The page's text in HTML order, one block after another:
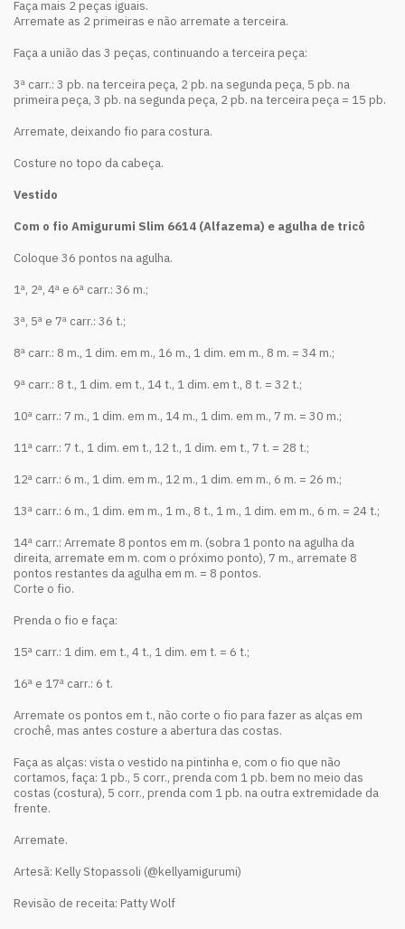
Faça mais 2 peças iguais.
Arremate as 2 primeiras e não arremate a terceira.
Faça a união das 3 peças, continuando a terceira peça:
3ª carr.: 3 pb. na terceira peça, 2 pb. na segunda peça, 5 pb. na
primeira peça, 3 pb. na segunda peça, 2 pb. na terceira peça = 15 pb.
Arremate, deixando fio para costura.
Costure no topo da cabeça.
Vestido
Com o fio Amigurumi Slim 6614 (Alfazema) e agulha de tricô
Coloque 36 pontos na agulha.
1ª, 2ª, 4ª e 6ª carr.: 36 m.;
3ª, 5ª e 7ª carr.: 36 t.;
8ª carr.: 8 m., 1 dim. em m., 16 m., 1 dim. em m., 8 m. = 34 m.;
9ª carr.: 8 t., 1 dim. em t., 14 t., 1 dim. em t., 8 t. = 32 t.;
10ª carr.: 7 m., 1 dim. em m., 14 m., 1 dim. em m., 7 m. = 30 m.;
11ª carr.: 7 t., 1 dim. em t., 12 t., 1 dim. em t., 7 t. = 28 t.;
12ª carr.: 6 m., 1 dim. em m., 12 m., 1 dim. em m., 6 m. = 26 m.;
13ª carr.: 6 m., 1 dim. em m., 1 m., 8 t., 1 m., 1 dim. em m., 6 m. = 24 t.;
14ª carr.: Arremate 8 pontos em m. (sobra 1 ponto na agulha da
direita, arremate em m. com o próximo ponto), 7 m., arremate 8
pontos restantes da agulha em m. = 8 pontos.
Corte o fio.
Prenda o fio e faça:
15ª carr.: 1 dim. em t., 4 t., 1 dim. em t. = 6 t.;
16ª e 17ª carr.: 6 t.
Arremate os pontos em t., não corte o fio para fazer as alças em
crochê, mas antes costure a abertura das costas.
Faça as alças: vista o vestido na pintinha e, com o fio que não
cortamos, faça: 1 pb., 5 corr., prenda com 1 pb. bem no meio das
costas (costura), 5 corr., prenda com 1 pb. na outra extremidade da
frente.
Arremate.
Artesã: Kelly Stopassoli (@kellyamigurumi)
Revisão de receita: Patty Wolf